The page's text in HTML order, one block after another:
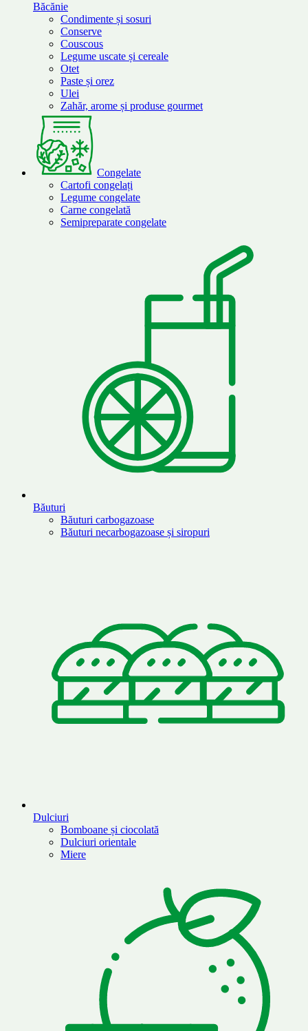
Băcănie
Condimente și sosuri
Conserve
Couscous
Legume uscate și cereale
Otet
Paste și orez
Ulei
Zahăr, arome și produse gourmet
Congelate
Cartofi congelați
Legume congelate
Carne congelată
Semipreparate congelate
Băuturi
Băuturi carbogazoase
Băuturi necarbogazoase și siropuri
Dulciuri
Bomboane și ciocolată
Dulciuri orientale
Miere